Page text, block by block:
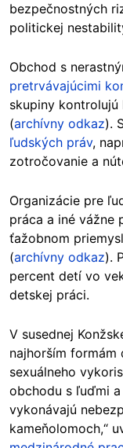
bezpečnostných
politickej
Obchod s
pretrvávajúcimi
skupiny
(archívny odkaz).
ľudských práv,
zotročovanie a
Organizácie pre
práca a iné vážne
ťažobnom
(archívny odkaz).
percent detí vo
detskej práci.
V susednej
najhorším formám
sexuálneho
obchodu s ľuďmi
vykonávajú
kameňolomoch,“